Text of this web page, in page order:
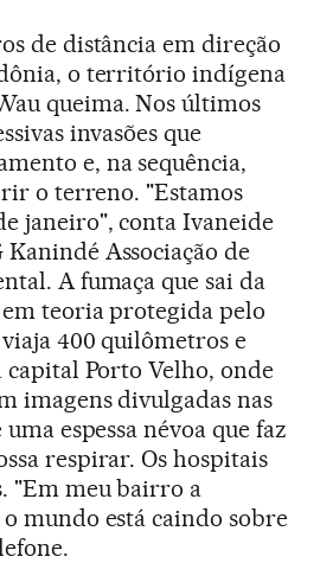
de distância em direção
o território indígena
queima. Nos últimos
invasões que
e, na sequência,
o terreno. "Estamos
janeiro", conta Ivaneide
Associação de
A fumaça que sai da
teoria protegida pelo
400 quilômetros e
capital Porto Velho, onde
imagens divulgadas nas
espessa névoa que faz
respirar. Os hospitais
"Em meu bairro a
o mundo está caindo sobre